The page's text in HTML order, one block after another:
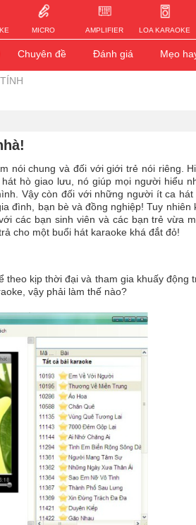
MICRO AMPLIFIER LOA KARAOKE
Chuyên đề Đánh giá Mẹo
nói chung và đối với giới trẻ nói riêng.
hò giao lưu, nó giúp mọi người hiểu
Vậy còn đối với những người ít ca hát
đình, bạn bè và đồng nghiệp! Tuy nhiên
các bạn sinh viên và các bạn trẻ vừa
cho một buổi hát karaoke khá đắt đỏ!
theo kịp thời đại và tham gia khuấy động
vậy phải làm thế nào?